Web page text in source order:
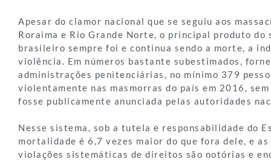
Apesar do clamor nacional que se seguiu aos
Roraima e Rio Grande Norte, o principal produto
brasileiro sempre foi e continua sendo a morte, a
violência. Em números bastante subestimados,
administrações penitenciárias, no mínimo 379
violentamente nas masmorras do país em 2016, sem
fosse publicamente anunciada pelas autoridades
Nesse sistema, sob a tutela e responsabilidade do
mortalidade é 6,7 vezes maior do que fora dele, e
violações sistemáticas de direitos são notórias e